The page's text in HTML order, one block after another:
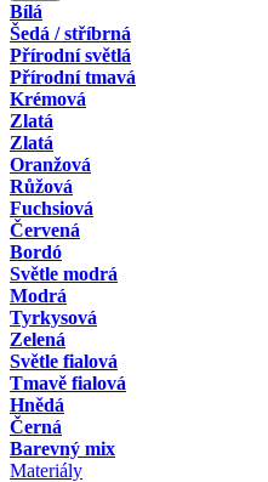
Bílá
Šedá / stříbrná
Přírodní světlá
Přírodní tmavá
Krémová
Zlatá
Zlatá
Oranžová
Růžová
Fuchsiová
Červená
Bordó
Světle modrá
Modrá
Tyrkysová
Zelená
Světle fialová
Tmavě fialová
Hnědá
Černá
Barevný mix
Materiály